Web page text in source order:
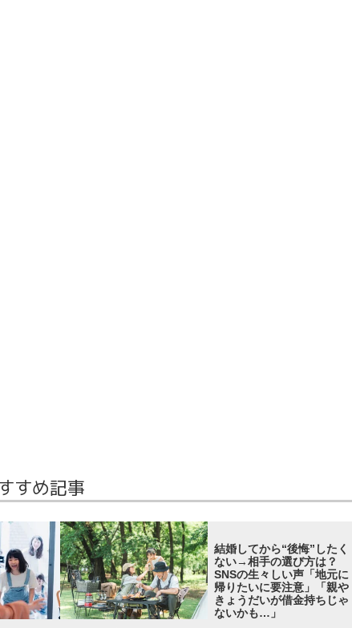
すめ記事
結婚してから“後悔”したく
ない→相手の選び方は？
SNSの生々しい声「地元に
帰りたいに要注意」「親や
きょうだいが借金持ちじゃ
ないかも…」